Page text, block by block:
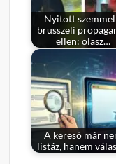
Nyitott szemmel
brüsszeli
ellen: olasz…
A kereső már
listáz, hanem